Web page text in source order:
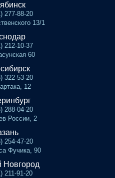
277-88-20
13/1
212-10-37
60
322-53-20
12
288-04-20
России, 2
254-47-20
Фучика, 90
Новгород
211-91-20